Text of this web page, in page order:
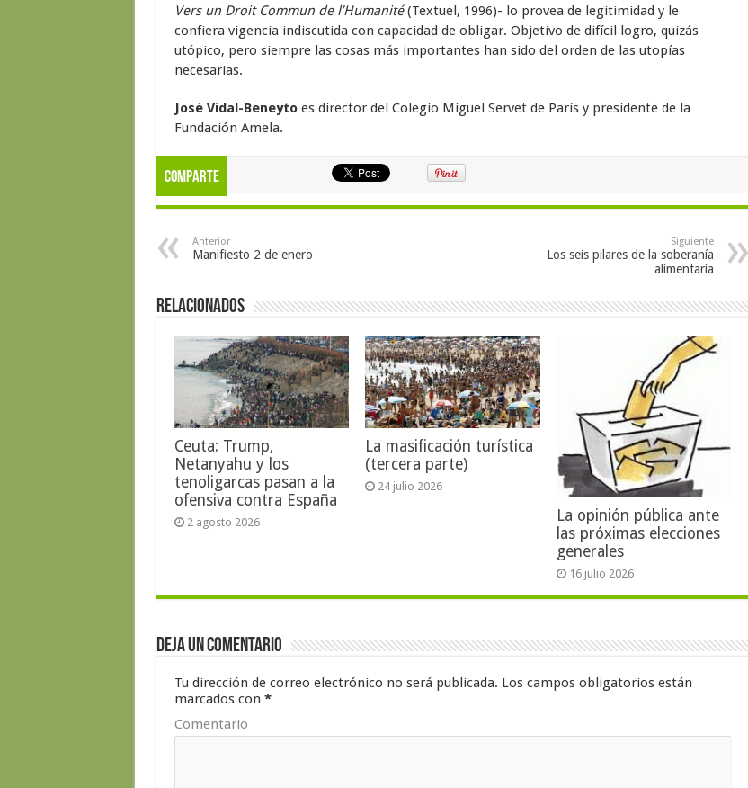
Vers un Droit Commun de l’Humanité(Textuel, 1996)- lo provea de legitimidad y le
confiera vigencia indiscutida con capacidad de obligar. Objetivo de difícil logro, quizás
utópico, pero siempre las cosas más importantes han sido del orden de las utopías
necesarias.
José Vidal-Beneytoes director del Colegio Miguel Servet de París y presidente de la
Fundación Amela.
Comparte
Anterior
Manifiesto 2 de enero
Siguiente
Los seis pilares de la soberanía
alimentaria
Relacionados
Ceuta: Trump,
Netanyahu y los
tenoligarcas pasan a la
ofensiva contra España
2 agosto 2026
La masificación turística
(tercera parte)
24 julio 2026
La opinión pública ante
las próximas elecciones
generales
16 julio 2026
Deja un comentario
Tu dirección de correo electrónico no será publicada. Los campos obligatorios están
marcados con *
Comentario